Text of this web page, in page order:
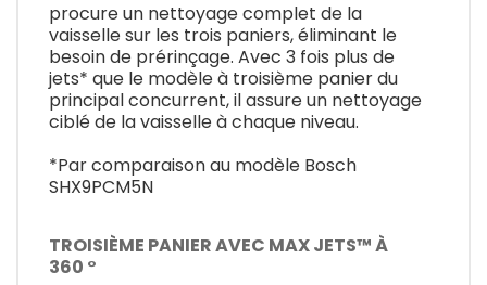
procure un nettoyage complet de la
vaisselle sur les trois paniers, éliminant le
besoin de prérinçage. Avec 3 fois plus de
jets* que le modèle à troisième panier du
principal concurrent, il assure un nettoyage
ciblé de la vaisselle à chaque niveau.
*Par comparaison au modèle Bosch
SHX9PCM5N
TROISIÈME PANIER AVEC MAX JETS™ À
360 °